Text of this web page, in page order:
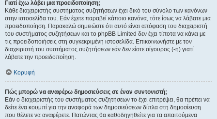
Γιατί έχω λάβει μια προειδοποίηση;
Κάθε διαχειριστής συστήματος συζητήσεων έχει δικό του σύνολο των κανόνων
στην ιστοσελίδα του. Εάν έχετε παραβεί κάποιο κανόνα, τότε ίσως να λάβατε μια
προειδοποίηση. Παρακαλώ σημειώστε ότι αυτό είναι απόφαση του διαχειριστή
του συστήματος συζητήσεων και το phpBB Limited δεν έχει τίποτα να κάνει με
τις προειδοποιήσεις στη συγκεκριμένη ιστοσελίδα. Επικοινωνήστε με τον
διαχειριστή του συστήματος συζητήσεων εάν δεν είστε σίγουρος (-η) γιατί
λάβατε την προειδοποίηση.
Κορυφή
Πώς μπορώ να αναφέρω δημοσιεύσεις σε έναν συντονιστή;
Εάν ο διαχειριστής του συστήματος συζητήσεων το έχει επιτρέψει, θα πρέπει να
δείτε ένα κουμπί για την αναφορά των δημοσιεύσεων δίπλα στη δημοσίευση
που θέλετε να αναφέρετε. Πατώντας θα καθοδηγηθείτε για τα απαιτούμενα